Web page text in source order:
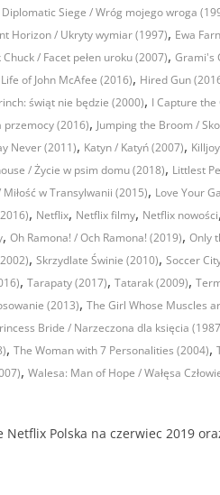
Diplomatic Siege / Wróg mojego wroga
Horizon / Ukryty wymiar (1997), Ewa
Chuck / Facet pełen uroku (2007), Grami's
of John McAfee (2016), Hired Gun
świąt nie będzie (2000), I Capture
przemocy (2016), Jumping the Broom /
Never (2011), Katyn / Katyń (2007),
/ Życie w psim domu (2018), Littlest
Miłość w Transylwanii (2015), Love Your
, Netflix, Netflix filmy, Netflix nowości,
, Oh Ramona! / Och Ramona! (2019), Only
, Skrzydlate Świnie (2010), Soccer
, Tarapaty (2017), Tatarak (2009),
(2013), The Girl Whose Muscles
Bride / Narzeczona dla księcia
, The Woman with 7 Personalities (2004),
, Walesa: Man of Hope / Wałęsa
Polska na czerwiec 2019